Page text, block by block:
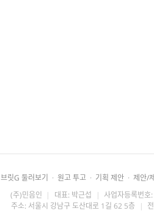
브릿G 둘러보기 · 원고 투고 · 기획 제안 · 제안/
(주)민음인 | 대표: 박근섭 | 사업자등록번
주소: 서울시 강남구 도산대로 1길 62 5층 |